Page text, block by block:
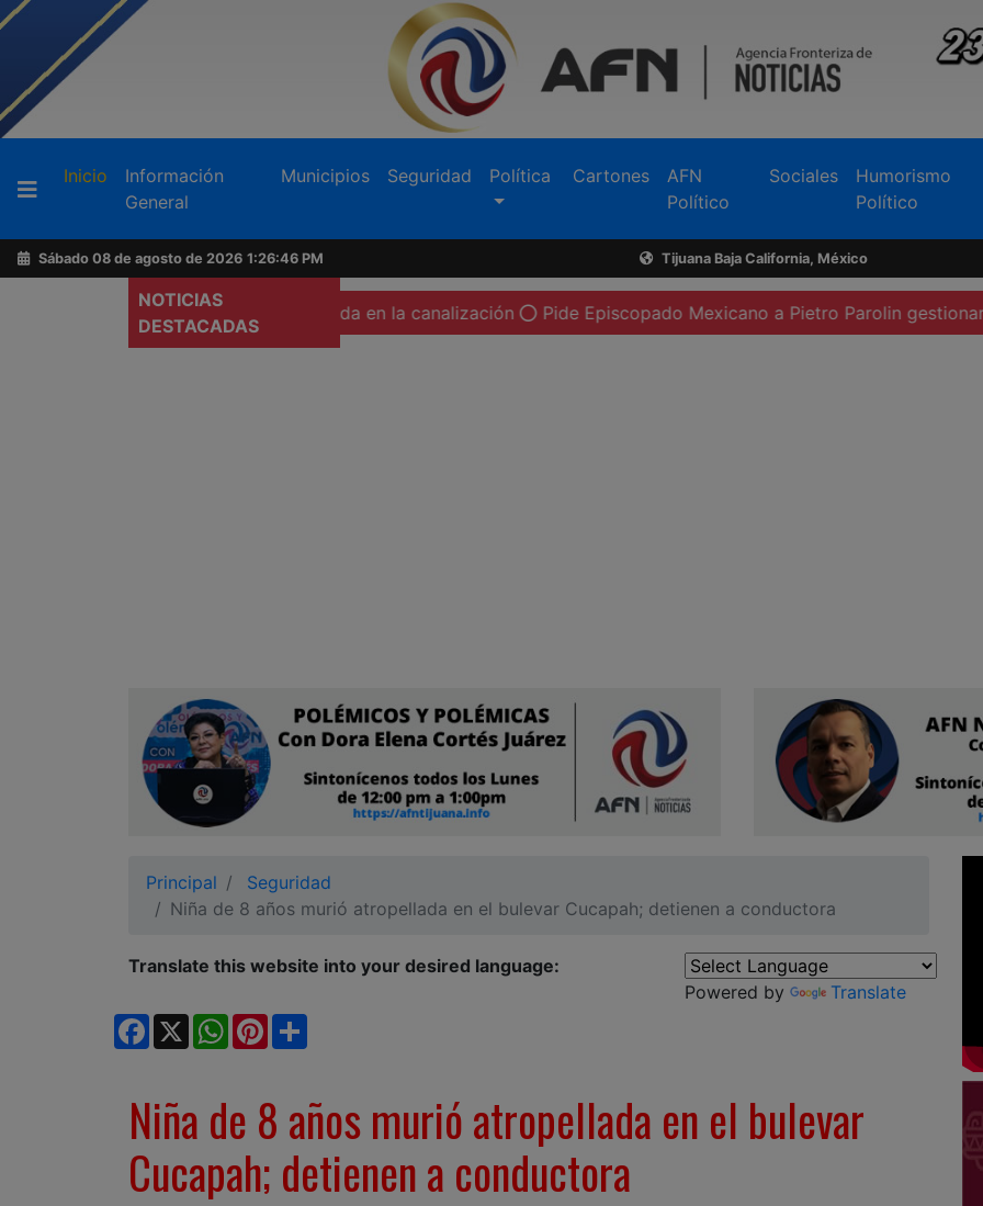
Inicio (current)
Información
General
Municipios Seguridad Política Cartones
AFN
Político
Sociales
Humorismo
Político
Sábado 08 de agosto de 2026 1:26:48 PM Tijuana Baja California, México
NOTICIAS
DESTACADAS
de una mujer calcinada en la canalización Pide Episcopado Mexicano a Pietro Parolin gestionar visita del
Principal
Seguridad
Niña de 8 años murió atropellada en el bulevar Cucapah; detienen a conductora
Translate this website into your desired language:
Powered by
Translate
Facebook
X WhatsApp
Pinterest
Niña de 8 años murió atropellada en el bulevar
Cucapah; detienen a conductora
Buscador
Acerca
de